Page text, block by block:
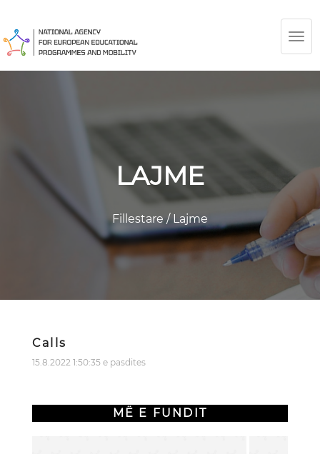
LAJME
Fillestare/Lajme
Calls
15.8.2022 1:50:35 e pasdites
MË E FUNDIT